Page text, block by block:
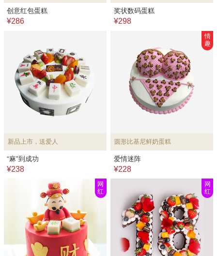
创意红包蛋糕
¥286
奖状数码蛋糕
¥298
新品上市，送爱人
“麻”到成功
¥238
圆形比基尼鲜奶蛋糕
情
趣
爱情迷阵
¥228
网
红
网
红